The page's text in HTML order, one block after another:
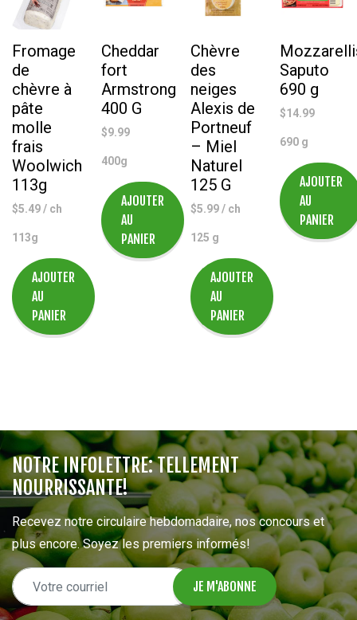
Nature
125
G
Fromage
de
chèvre à
pâte
molle
frais
Woolwich
113g
$5.49/ ch
113g
AJOUTER
AU
PANIER
Cheddar
fort
Armstrong
400 G
$9.99
400g
AJOUTER
AU
PANIER
Chèvre
des
neiges
Alexis de
Portneuf
– Miel
Naturel
125 G
$5.99/ ch
125 g
AJOUTER
AU
PANIER
Saputo
690 g
$14.99
690 g
AJOUTER
AU
PANIER
NOTRE INFOLETTRE: TELLEMENT
NOURRISSANTE!
Recevez notre circulaire hebdomadaire, nos concours et
plus encore. Soyez les premiers informés!